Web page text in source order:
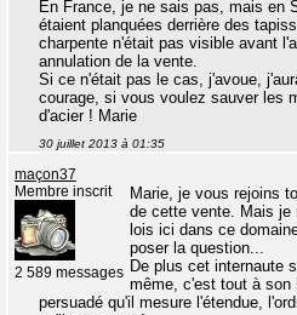
En France, je ne sais pas, mais en
étaient planquées derrière des
charpente n'était pas visible avant
annulation de la vente.
Si ce n'était pas le cas, j'avoue,
courage, si vous voulez sauver les
d'acier ! Marie
30 juillet 2013 à 01:35
maçon37
Membre inscrit
2 589 messages
Marie, je vous rejoins
de cette vente. Mais je
lois ici dans ce
poser la question...
De plus cet internaute
même, c'est tout à son
persuadé qu'il mesure l'étendue,